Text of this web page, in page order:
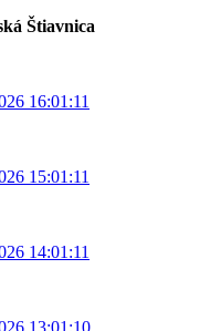
Štiavnica